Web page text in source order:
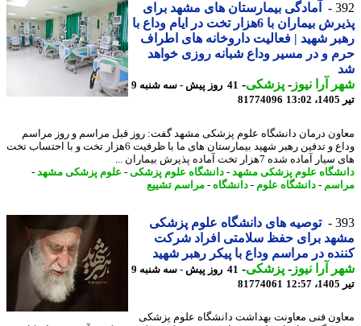
آمادگی بیمارستان های مشهد برای
پذیرش بیماران با 6هزار تخت در ایام وداع با
شهید | فعالیت داروخانه های اطراف
و در مسیر وداع شبانه روزی خواهد
آرا نیوز-پزشکی-
41 روز پیش - سه شنبه 9
81774096
درمان دانشگاه علوم پزشکی مشهد گفت: روز قبل مراسم و روز مراسم
وداع و تدفین رهبر شهید بیمارستان های ما با ظرفیت 6هزار تخت و با احتساب تخت
آماده شده 7هزار تخت آماده پذیرش بیماران ...
علوم پزشکی مشهد-دانشگاه علوم پزشکی-علوم پزشکی مشهد-
-دانشگاه علوم-دانشگاه-مراسم تشییع
توصیه های دانشگاه علوم پزشکی
برای حفظ سلامتی افراد شرکت
در مراسم وداع با پیکر رهبر شهید
آرا نیوز-پزشکی-
41 روز پیش - سه شنبه 9
81774061
فنی معاونت بهداشت دانشگاه علوم پزشکی